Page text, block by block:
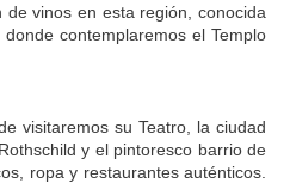
vinos en esta región, conocida
contemplaremos el Templo
visitaremos su Teatro, la ciudad
y el pintoresco barrio de
ropa y restaurantes auténticos.